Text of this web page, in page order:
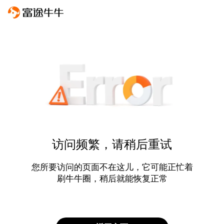
访问频繁，请稍后重试
您所要访问的页面不在这儿，它可能正忙着
刷牛牛圈，稍后就能恢复正常